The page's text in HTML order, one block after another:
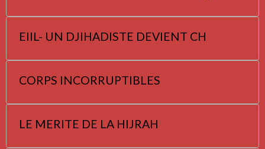
EIIL- UN DJIHADISTE DEVIENT CH
CORPS INCORRUPTIBLES
LE MERITE DE LA HIJRAH